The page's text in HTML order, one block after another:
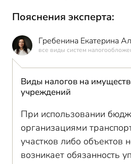
Пояснения эксперта:
Гребенина Екатерина
все виды систем
Виды налогов на
учреждений
При использовании
организациями
участков либо объектов
возникает обязанность